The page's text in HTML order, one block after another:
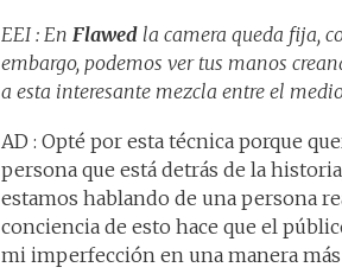
EEI : En Flawed la camera queda fija,
embargo, podemos ver tus manos
a esta interesante mezcla entre el
AD : Opté por esta técnica porque
persona que está detrás de la
estamos hablando de una persona
conciencia de esto hace que el
mi imperfección en una manera